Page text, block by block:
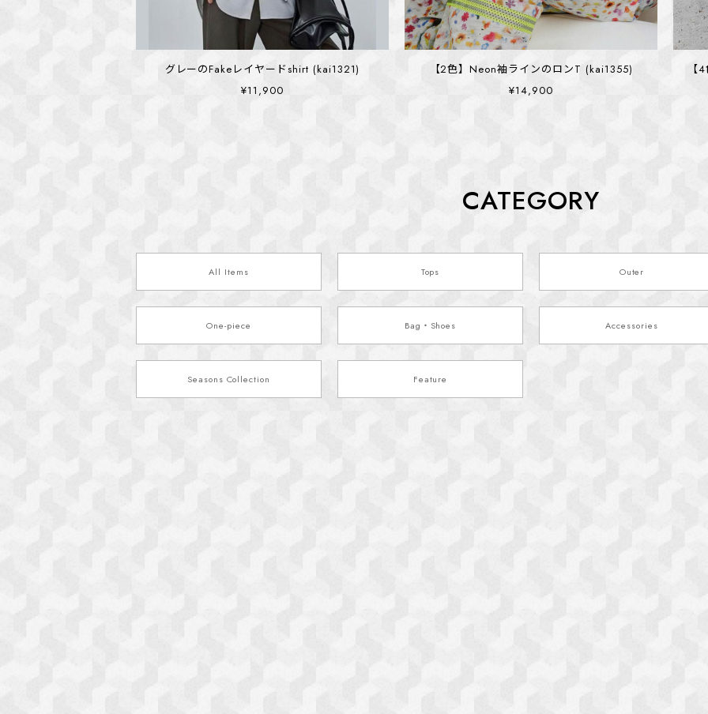
グレーのFakeレイヤードshirt (kai1321)
¥11,900
【2色】Neon袖ラインのロンT (kai1355)
¥14,900
CATEGORY
All Items Tops Outer
One-piece Bag・Shoes Accessories
Seasons Collection Feature